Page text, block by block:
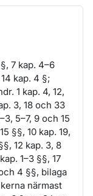
7 kap. 4–6
kap. 4 §;
1 kap. 4, 12,
3, 18 och 33
5–7, 9 och 15
§§, 10 kap. 19,
12 kap. 3, 8
1–3 §§, 17
4 §§, bilaga
närmast